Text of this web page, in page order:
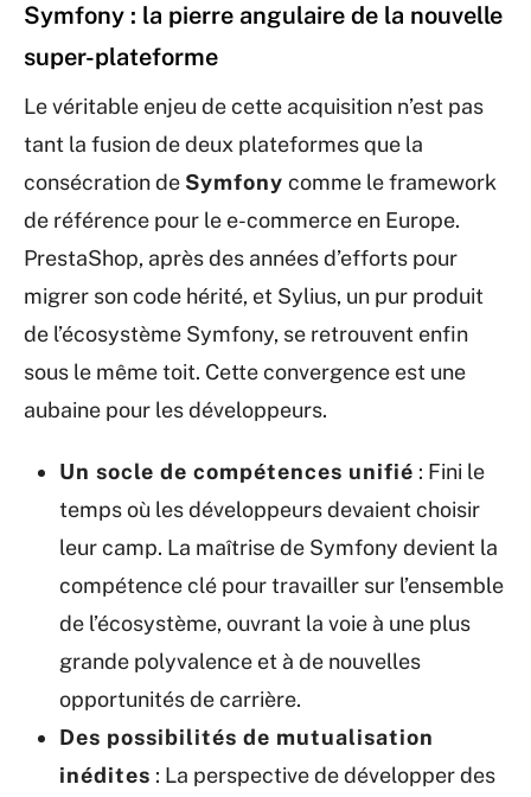
Symfony : la pierre angulaire de la nouvelle
super-plateforme
Le véritable enjeu de cette acquisition n’est pas
tant la fusion de deux plateformes que la
consécration de Symfony comme le framework
de référence pour le e-commerce en Europe.
PrestaShop, après des années d’efforts pour
migrer son code hérité, et Sylius, un pur produit
de l’écosystème Symfony, se retrouvent enfin
sous le même toit. Cette convergence est une
aubaine pour les développeurs.
Un socle de compétences unifié : Fini le
temps où les développeurs devaient choisir
leur camp. La maîtrise de Symfony devient la
compétence clé pour travailler sur l’ensemble
de l’écosystème, ouvrant la voie à une plus
grande polyvalence et à de nouvelles
opportunités de carrière.
Des possibilités de mutualisation
inédites : La perspective de développer des